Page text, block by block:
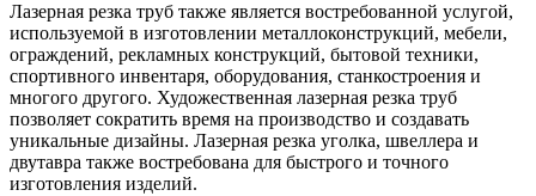
Лазерная резка труб также является востребованной услугой,
используемой в изготовлении металлоконструкций, мебели,
ограждений, рекламных конструкций, бытовой техники,
спортивного инвентаря, оборудования, станкостроения и
многого другого. Художественная лазерная резка труб
позволяет сократить время на производство и создавать
уникальные дизайны. Лазерная резка уголка, швеллера и
двутавра также востребована для быстрого и точного
изготовления изделий.